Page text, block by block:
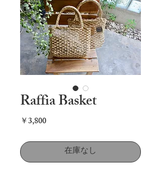
Raffia Basket
￥3,800価
在庫なし